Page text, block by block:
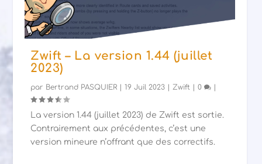
Zwift – La version 1.44 (juillet
2023)
par Bertrand PASQUIER |19 Juil 2023 |Zwift |0
La version 1.44 (juillet 2023) de Zwift est sortie.
Contrairement aux précédentes, c’est une
version mineure n’offrant que des correctifs.